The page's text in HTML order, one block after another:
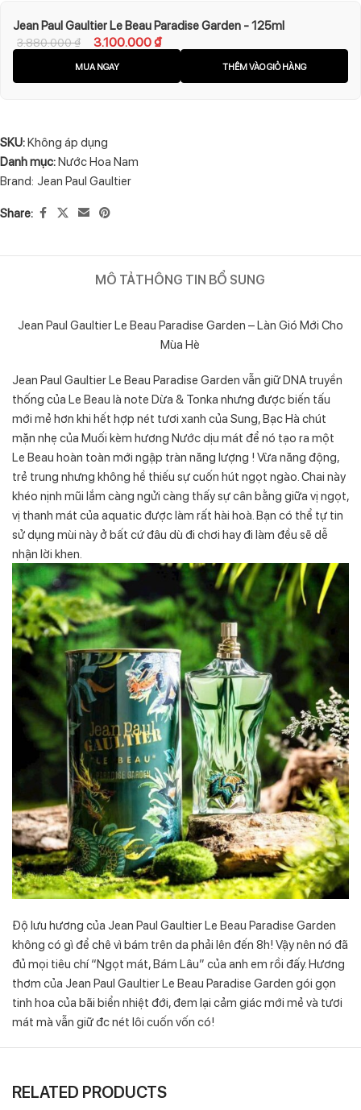
Jean Paul Gaultier Le Beau Paradise Garden - 125ml
3.880.000₫ 3.100.000₫
MUA NGAY THÊM VÀO GIỎ HÀNG
SKU:Không áp dụng
Danh mục:Nước Hoa Nam
Brand: Jean Paul Gaultier
Share:
MÔ TẢTHÔNG TIN BỔ SUNG
Jean Paul Gaultier Le Beau Paradise Garden – Làn Gió Mới Cho
Mùa Hè
Jean Paul Gaultier Le Beau Paradise Garden vẫn giữ DNA truyền
thống của Le Beau là note Dừa & Tonka nhưng được biến tấu
mới mẻ hơn khi hết hợp nét tươi xanh của Sung, Bạc Hà chút
mặn nhẹ của Muối kèm hương Nước dịu mát để nó tạo ra một
Le Beau hoàn toàn mới ngập tràn năng lượng ! Vừa năng động,
trẻ trung nhưng không hề thiếu sự cuốn hút ngọt ngào. Chai này
khéo nịnh mũi lắm càng ngửi càng thấy sự cân bằng giữa vị ngọt,
vị thanh mát của aquatic được làm rất hài hoà. Bạn có thể tự tin
sử dụng mùi này ở bất cứ đâu dù đi chơi hay đi làm đều sẽ dễ
nhận lời khen.
Độ lưu hương của Jean Paul Gaultier Le Beau Paradise Garden
không có gì để chê vì bám trên da phải lên đến 8h! Vậy nên nó đã
đủ mọi tiêu chí “Ngọt mát, Bám Lâu” của anh em rồi đấy. Hương
thơm của Jean Paul Gaultier Le Beau Paradise Garden gói gọn
tinh hoa của bãi biển nhiệt đới, đem lại cảm giác mới mẻ và tươi
mát mà vẫn giữ đc nét lôi cuốn vốn có!
RELATED PRODUCTS